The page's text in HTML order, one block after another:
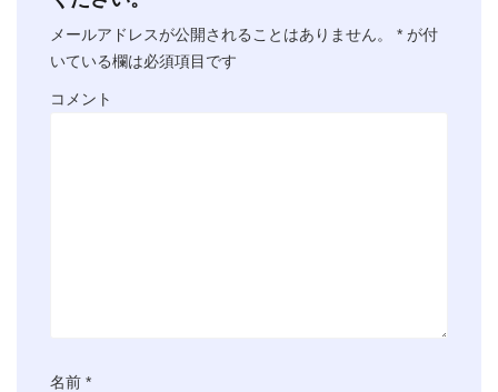
メールアドレスが公開されることはありません。 * が付
いている欄は必須項目です
コメント
名前 *